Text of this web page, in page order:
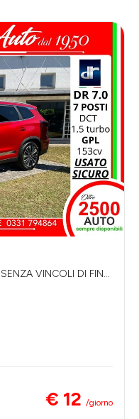
VINCOLI DI FINA
€ 12 /giorno